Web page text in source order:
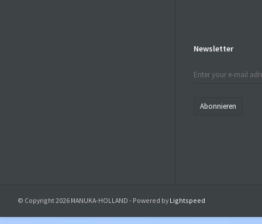
Newsletter
Abonnieren
© Copyright 2026 MANUKA-HOLLAND - Powered by Lightspeed